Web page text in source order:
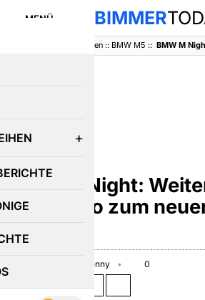
MENÜ BIMMER
Baureihen:: BMW M5 ::
BMW M Night:
und Video zum
F10
Benny
0